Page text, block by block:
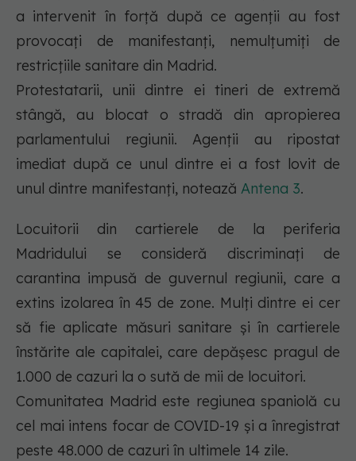
a intervenit în forţă după ce agenţii au fost
provocaţi de manifestanţi, nemulţumiţi de
restricţiile sanitare din Madrid.
Protestatarii, unii dintre ei tineri de extremă
stângă, au blocat o stradă din apropierea
parlamentului regiunii. Agenţii au ripostat
imediat după ce unul dintre ei a fost lovit de
unul dintre manifestanţi, notează Antena 3.
Locuitorii din cartierele de la periferia
Madridului se consideră discriminaţi de
carantina impusă de guvernul regiunii, care a
extins izolarea în 45 de zone. Mulţi dintre ei cer
să fie aplicate măsuri sanitare şi în cartierele
înstărite ale capitalei, care depăşesc pragul de
1.000 de cazuri la o sută de mii de locuitori.
Comunitatea Madrid este regiunea spaniolă cu
cel mai intens focar de COVID-19 şi a înregistrat
peste 48.000 de cazuri în ultimele 14 zile.